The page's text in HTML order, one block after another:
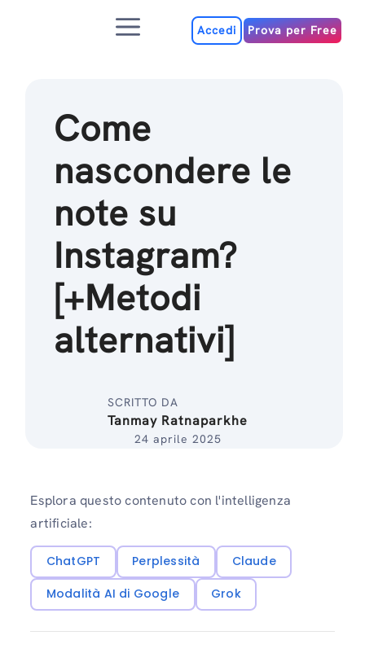
MenuAccedi Prova per Free
Come
nascondere le
note su
Instagram?
[+Metodi
alternativi]
SCRITTO DA
Tanmay Ratnaparkhe
24 aprile 2025
Esplora questo contenuto con l'intelligenza
artificiale:
ChatGPT Perplessità
Claude
Modalità AI di Google
Grok